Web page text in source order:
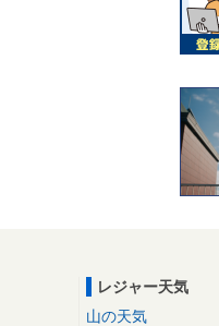
レジャー天気
山の天気